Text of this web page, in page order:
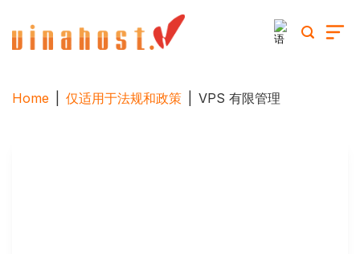
Home
仅适用于法规和政策 VPS 有限管理